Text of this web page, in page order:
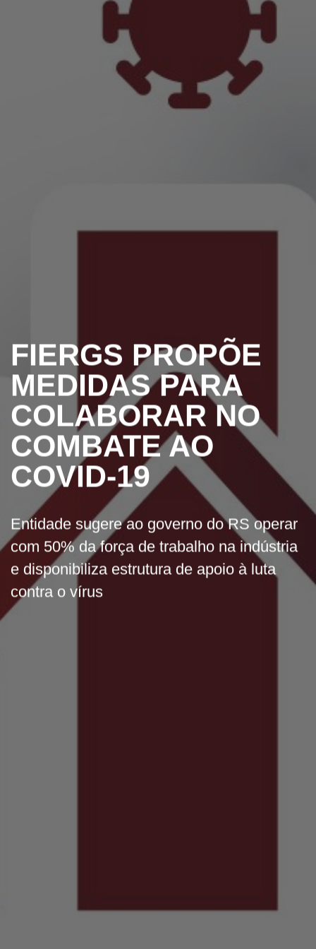
FIERGS PROPÕE
MEDIDAS PARA
COLABORAR NO
COMBATE AO
COVID-19
Entidade sugere ao governo do RS operar
com 50% da força de trabalho na indústria
e disponibiliza estrutura de apoio à luta
contra o vírus